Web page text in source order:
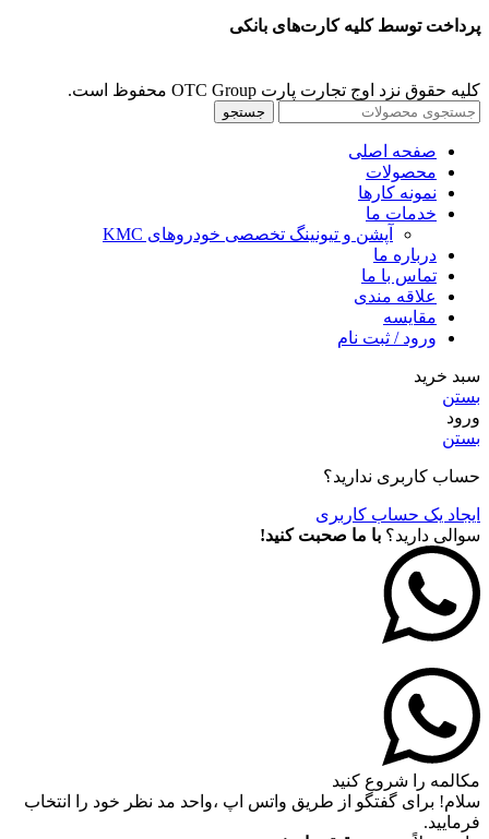
پرداخت توسط کلیه کارت‌های بانکی
کلیه حقوق نزد اوج تجارت پارت OTC Group محفوظ است.
جستجو
صفحه اصلی
محصولات
نمونه کارها
خدمات ما
آپشن و تیونینگ تخصصی خودروهای KMC
درباره ما
تماس با ما
علاقه مندی
مقايسه
ورود / ثبت نام
سبد خرید
بستن
ورود
بستن
حساب کاربری ندارید؟
ایجاد یک حساب کاربری
سوالی دارید؟ با ما صحبت کنید!
مکالمه را شروع کنید
سلام! برای گفتگو از طریق واتس اپ ،واحد مد نظر خود را انتخاب
فرمایید.